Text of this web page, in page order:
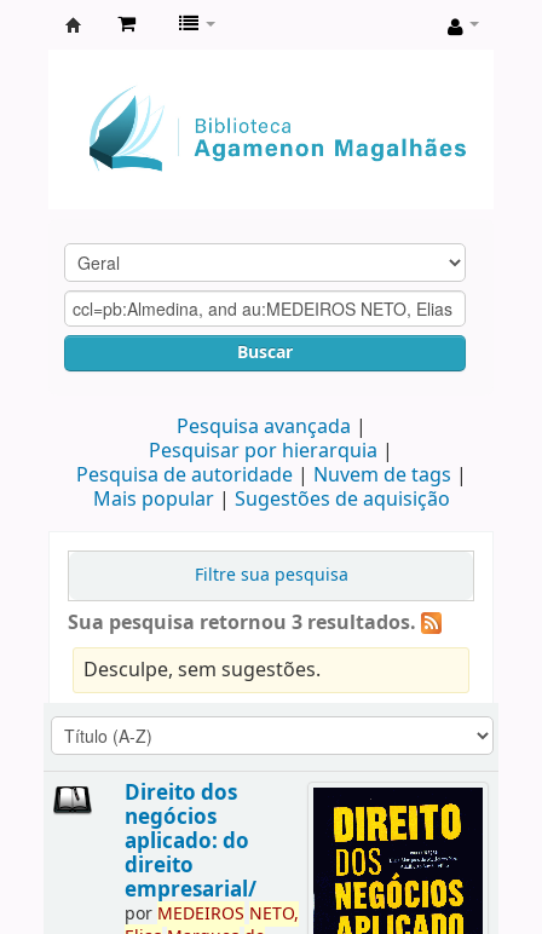
Agamenon
Magalhães
Buscar
Pesquisa avançada
Pesquisar por hierarquia
Pesquisa de autoridade
Nuvem de tags
Mais popular
Sugestões de aquisição
Filtre sua pesquisa
Sua pesquisa retornou 3 resultados.
Desculpe, sem sugestões.
Direito dos
negócios
aplicado: do
direito
empresarial/
por MEDEIROS NETO,